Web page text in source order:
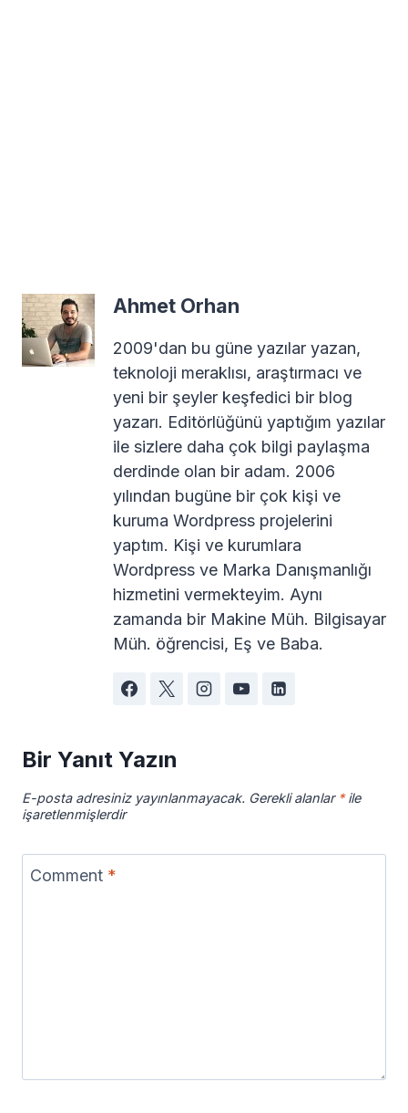
Ahmet Orhan
2009'dan bu güne yazılar yazan,
teknoloji meraklısı, araştırmacı ve
yeni bir şeyler keşfedici bir blog
yazarı. Editörlüğünü yaptığım yazılar
ile sizlere daha çok bilgi paylaşma
derdinde olan bir adam. 2006
yılından bugüne bir çok kişi ve
kuruma Wordpress projelerini
yaptım. Kişi ve kurumlara
Wordpress ve Marka Danışmanlığı
hizmetini vermekteyim. Aynı
zamanda bir Makine Müh. Bilgisayar
Müh. öğrencisi, Eş ve Baba.
Bir Yanıt Yazın
E-posta adresiniz yayınlanmayacak. Gerekli alanlar *ile
işaretlenmişlerdir
Comment *